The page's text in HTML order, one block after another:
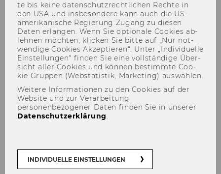
te bis keine da­ten­schutz­recht­li­chen Rech­te in
den USA und ins­be­son­de­re kann auch die US-​
amerikanische Re­gie­rung Zu­gang zu die­sen
Daten er­lan­gen. Wenn Sie op­tio­na­le Coo­kies ab­
leh­nen möch­ten, kli­cken Sie bitte auf „Nur not­
wen­di­ge Coo­kies Ak­zep­tie­ren“. Unter „In­di­vi­du­el­le
Ein­stel­lun­gen“ fin­den Sie eine voll­stän­di­ge Über­
sicht aller Coo­kies und kön­nen be­stimm­te Coo­
kie Grup­pen (Web­sta­tis­tik, Mar­ke­ting) aus­wäh­len.
Weitere Informationen zu den Cookies auf der
Website und zur Verarbeitung
personenbezogener Daten finden Sie in unserer
Datenschutzerklärung
INDIVIDUELLE EINSTELLUNGEN